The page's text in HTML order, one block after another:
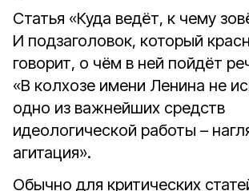
Статья «Куда ведёт, к чему
И подзаголовок, который
говорит, о чём в ней пойдёт
«В колхозе имени Ленина не
одно из важнейших средств
идеологической работы –
агитация».
Обычно для критических